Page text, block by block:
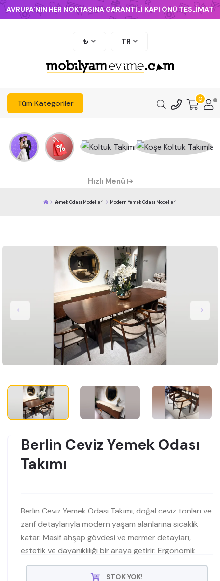
AVRUPA'NIN HER NOKTASINA GARANTİLİ KAPI ÖNÜ TESLİMAT
₺ TR
Tüm Kategoriler 0
Hızlı Menü
Yemek Odası Modelleri Modern Yemek Odası Modelleri
Berlin Ceviz Yemek Odası
Takımı
Berlin Ceviz Yemek Odası Takımı, doğal ceviz tonları ve
zarif detaylarıyla modern yaşam alanlarına sıcaklık
katar. Masif ahşap gövdesi ve mermer detayları,
estetik ve dayanıklılığı bir araya getirir. Ergonomik
tasarımlı sandalyeleri konforlu oturum sağlarken, geniş
yemek masası aile buluşmaları için ideal bir alan suna
STOK YOK!